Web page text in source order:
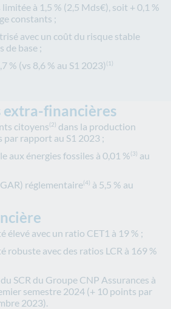
à 1,5 % (2,5 Mds€), soit + 0,1 %
constants ;
avec un coût du risque stable
de base ;
% (vs 8,6 % au S1 2023)(1)
extra-financières
citoyens(2) dans la production
par rapport au S1 2023 ;
aux énergies fossiles à 0,01 %(3) au
réglementaire(4) à 5,5 % au
élevé avec un ratio CET1 à 19 % ;
robuste avec des ratios LCR à 169 %
SCR du Groupe CNP Assurances à
semestre 2024 (+ 10 points par
2023).